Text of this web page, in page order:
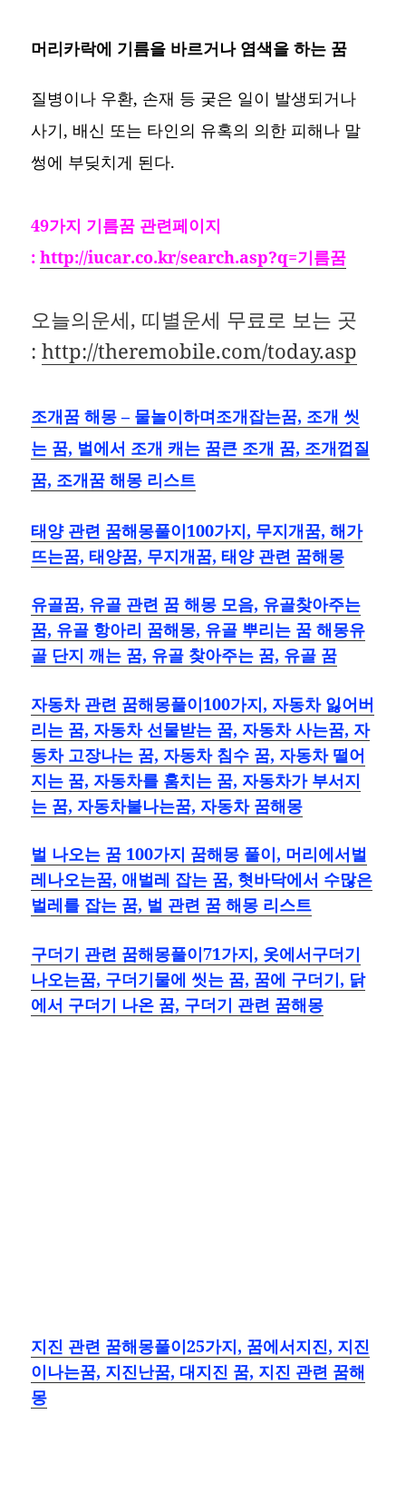
머리카락에 기름을 바르거나 염색을 하는 꿈
질병이나 우환, 손재 등 궂은 일이 발생되거나
사기, 배신 또는 타인의 유혹의 의한 피해나 말
썽에 부딪치게 된다.
49가지 기름꿈 관련페이지
:http://iucar.co.kr/search.asp?q=기름꿈
오늘의운세, 띠별운세 무료로 보는 곳
:http://theremobile.com/today.asp
조개꿈 해몽 – 물놀이하며조개잡는꿈, 조개 씻
는 꿈, 벌에서 조개 캐는 꿈큰 조개 꿈, 조개껍질
꿈, 조개꿈 해몽 리스트
태양 관련 꿈해몽풀이100가지, 무지개꿈, 해가
뜨는꿈, 태양꿈, 무지개꿈, 태양 관련 꿈해몽
유골꿈, 유골 관련 꿈 해몽 모음, 유골찾아주는
꿈, 유골 항아리 꿈해몽, 유골 뿌리는 꿈 해몽유
골 단지 깨는 꿈, 유골 찾아주는 꿈, 유골 꿈
자동차 관련 꿈해몽풀이100가지, 자동차 잃어버
리는 꿈, 자동차 선물받는 꿈, 자동차 사는꿈, 자
동차 고장나는 꿈, 자동차 침수 꿈, 자동차 떨어
지는 꿈, 자동차를 훔치는 꿈, 자동차가 부서지
는 꿈, 자동차불나는꿈, 자동차 꿈해몽
벌 나오는 꿈 100가지 꿈해몽 풀이, 머리에서벌
레나오는꿈, 애벌레 잡는 꿈, 혓바닥에서 수많은
벌레를 잡는 꿈, 벌 관련 꿈 해몽 리스트
구더기 관련 꿈해몽풀이71가지, 옷에서구더기
나오는꿈, 구더기물에 씻는 꿈, 꿈에 구더기, 닭
에서 구더기 나온 꿈, 구더기 관련 꿈해몽
지진 관련 꿈해몽풀이25가지, 꿈에서지진, 지진
이나는꿈, 지진난꿈, 대지진 꿈, 지진 관련 꿈해
몽